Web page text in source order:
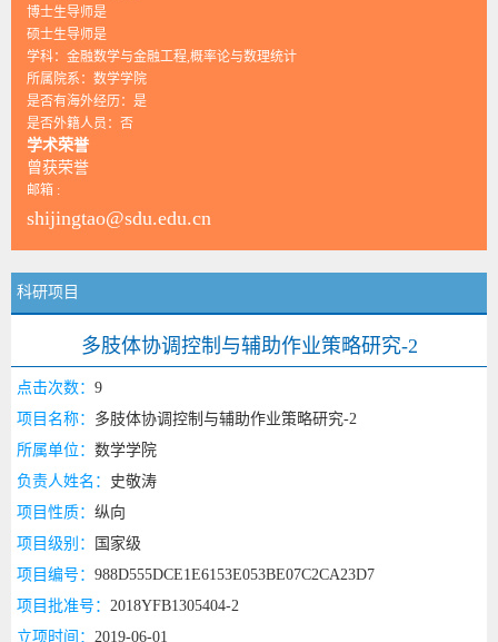
博士生导师是
硕士生导师是
学科：金融数学与金融工程,概率论与数理统计
所属院系：数学学院
是否有海外经历：是
是否外籍人员：否
学术荣誉
曾获荣誉
邮箱 :
shijingtao@sdu.edu.cn
科研项目
多肢体协调控制与辅助作业策略研究-2
点击次数： 9
项目名称： 多肢体协调控制与辅助作业策略研究-2
所属单位： 数学学院
负责人姓名： 史敬涛
项目性质： 纵向
项目级别：
国家级
项目编号： 988D555DCE1E6153E053BE07C2CA23D7
项目批准号： 2018YFB1305404-2
立项时间： 2019-06-01